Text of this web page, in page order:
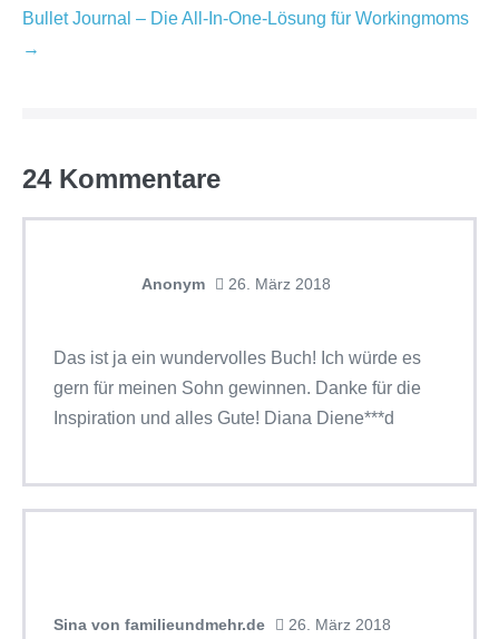
Bullet Journal – Die All-In-One-Lösung für Workingmoms
→
24Kommentare
Anonym 26. März 2018
Das ist ja ein wundervolles Buch! Ich würde es
gern für meinen Sohn gewinnen. Danke für die
Inspiration und alles Gute! Diana Diene***d
Sina von familieundmehr.de 26. März 2018